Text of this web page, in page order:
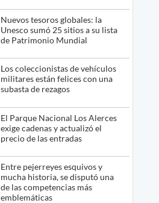
Nuevos tesoros globales: la
Unesco sumó 25 sitios a su lista
de Patrimonio Mundial
Los coleccionistas de vehículos
militares están felices con una
subasta de rezagos
El Parque Nacional Los Alerces
exige cadenas y actualizó el
precio de las entradas
Entre pejerreyes esquivos y
mucha historia, se disputó una
de las competencias más
emblemáticas